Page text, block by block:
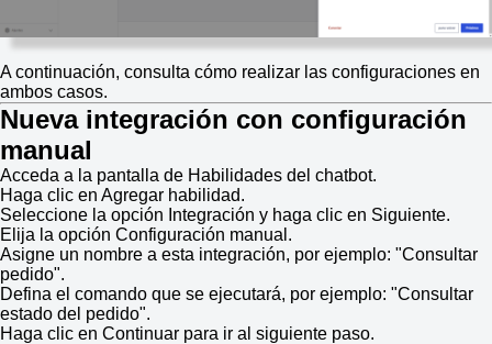
A continuación, consulta cómo realizar las configuraciones en
ambos casos.
Nueva integración con configuración
manual
Acceda a la pantalla de Habilidades del chatbot.
Haga clic en Agregar habilidad.
Seleccione la opción Integración y haga clic en Siguiente.
Elija la opción Configuración manual.
Asigne un nombre a esta integración, por ejemplo: "Consultar
pedido".
Defina el comando que se ejecutará, por ejemplo: "Consultar
estado del pedido".
Haga clic en Continuar para ir al siguiente paso.